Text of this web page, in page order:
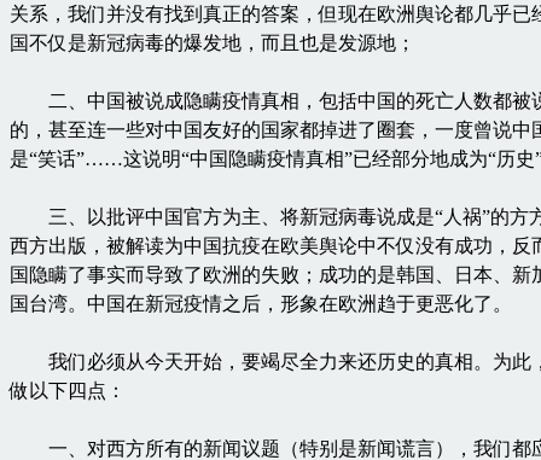
关系，我们并没有找到真正的答案，但现在欧洲舆论都几乎已
国不仅是新冠病毒的爆发地，而且也是发源地；
二、中国被说成隐瞒疫情真相，包括中国的死亡人数都被
的，甚至连一些对中国友好的国家都掉进了圈套，一度曾说中
是“笑话”……这说明“中国隐瞒疫情真相”已经部分地成为“历史
三、以批评中国官方为主、将新冠病毒说成是“人祸”的方
西方出版，被解读为中国抗疫在欧美舆论中不仅没有成功，反
国隐瞒了事实而导致了欧洲的失败；成功的是韩国、日本、新
国台湾。中国在新冠疫情之后，形象在欧洲趋于更恶化了。
我们必须从今天开始，要竭尽全力来还历史的真相。为此
做以下四点：
一、对西方所有的新闻议题（特别是新闻谎言），我们都